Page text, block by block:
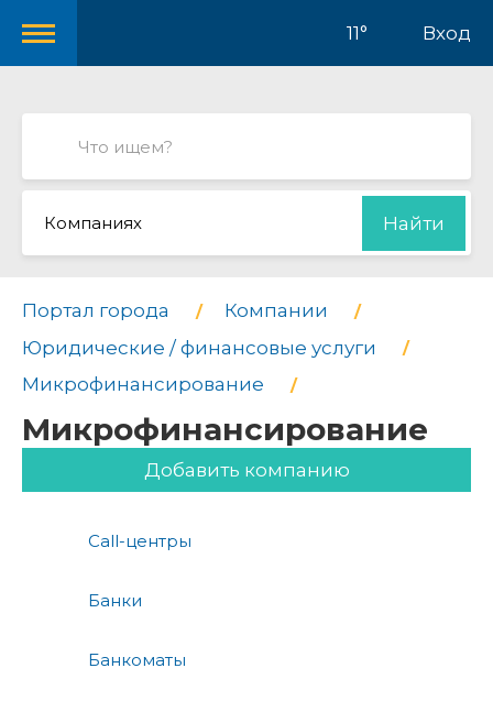
11° Вход
Компаниях Найти
Портал города
Компании
Юридические / финансовые услуги
Микрофинансирование
Микрофинансирование
Добавить компанию
Call-центры
Банки
Банкоматы